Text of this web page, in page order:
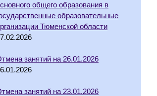
общего образования в
образовательные
Тюменской области
занятий на 26.01.2026
занятий на 23.01.2026